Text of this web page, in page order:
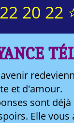
20 22
et d'amour.
sont
Elle vous